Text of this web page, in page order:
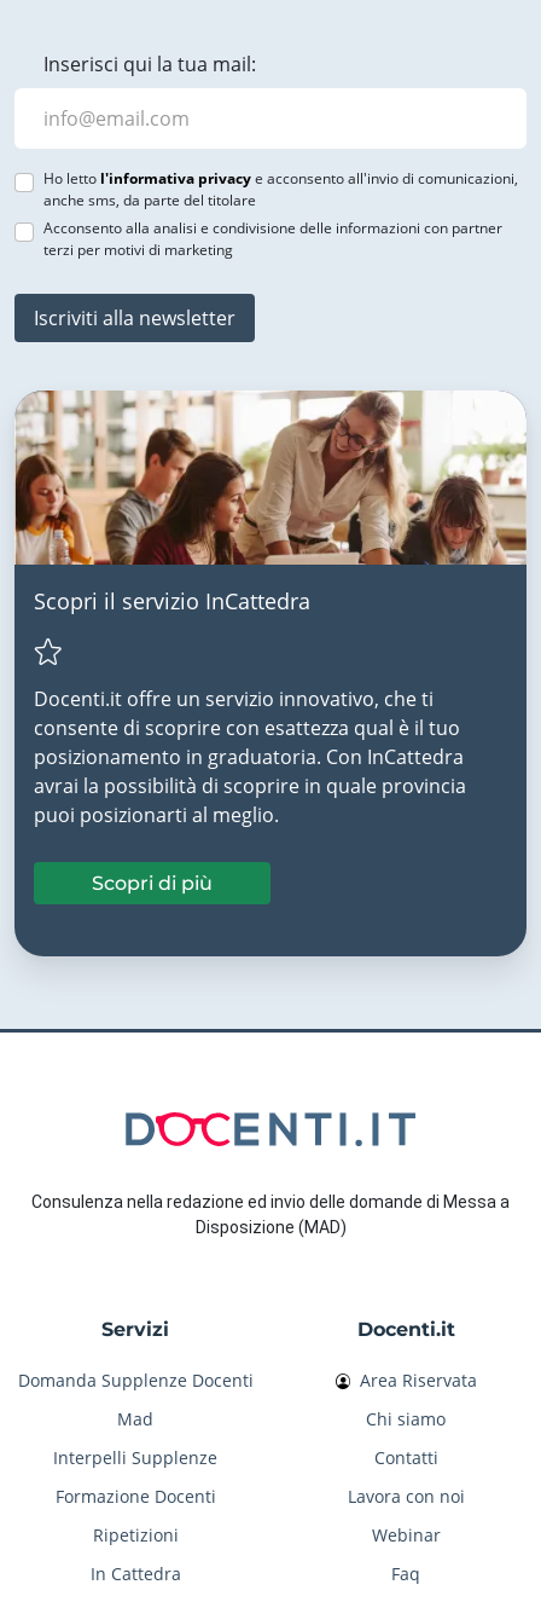
Inserisci qui la tua mail:
Ho letto l'informativa privacye acconsento all'invio di comunicazioni,
anche sms, da parte del titolare
Acconsento alla analisi e condivisione delle informazioni con partner
terzi per motivi di marketing
Iscriviti alla newsletter
Scopri il servizio InCattedra
Docenti.it offre un servizio innovativo, che ti
consente di scoprire con esattezza qual è il tuo
posizionamento in graduatoria. Con InCattedra
avrai la possibilità di scoprire in quale provincia
puoi posizionarti al meglio.
Scopri di più
Consulenza nella redazione ed invio delle domande di Messa a
Disposizione (MAD)
Servizi
Domanda Supplenze Docenti
Mad
Interpelli Supplenze
Formazione Docenti
Ripetizioni
In Cattedra
Docenti.it
Area Riservata
Chi siamo
Contatti
Lavora con noi
Webinar
Faq